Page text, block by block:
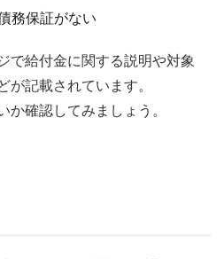
務保証がない
で給付金に関する説明や対象
が記載されています。
か確認してみましょう。